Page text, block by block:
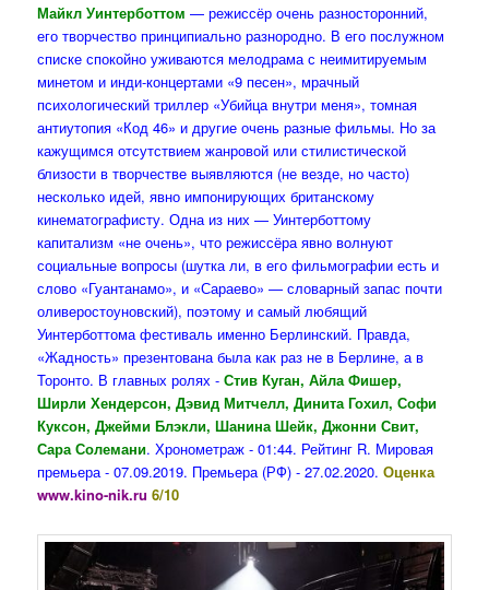
Майкл Уинтерботтом — режиссёр очень разносторонний,
его творчество принципиально разнородно. В его послужном
списке спокойно уживаются мелодрама с неимитируемым
минетом и инди-концертами «9 песен», мрачный
психологический триллер «Убийца внутри меня», томная
антиутопия «Код 46» и другие очень разные фильмы. Но за
кажущимся отсутствием жанровой или стилистической
близости в творчестве выявляются (не везде, но часто)
несколько идей, явно импонирующих британскому
кинематографисту. Одна из них — Уинтерботтому
капитализм «не очень», что режиссёра явно волнуют
социальные вопросы (шутка ли, в его фильмографии есть и
слово «Гуантанамо», и «Сараево» — словарный запас почти
оливеростоуновский), поэтому и самый любящий
Уинтерботтома фестиваль именно Берлинский. Правда,
«Жадность» презентована была как раз не в Берлине, а в
Торонто. В главных ролях -Стив Куган, Айла Фишер,
Ширли Хендерсон, Дэвид Митчелл, Динита Гохил, Софи
Куксон, Джейми Блэкли, Шанина Шейк, Джонни Свит,
Сара Солемани. Хронометраж - 01:44. Рейтинг R. Мировая
премьера - 07.09.2019. Премьера (РФ) - 27.02.2020.Оценка
www.kino-nik.ru 6/10